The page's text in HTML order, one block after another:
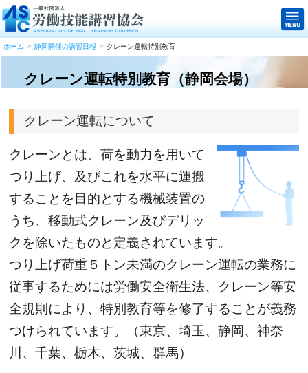
ホーム 静岡開催の講習日程 クレーン運転特別教育
クレーン運転特別教育（静岡会場）
クレーン運転について
クレーンとは、荷を動力を用いて
つり上げ、及びこれを水平に運搬
することを目的とする機械装置の
うち、移動式クレーン及びデリッ
クを除いたものと定義されています。
つり上げ荷重５トン未満のクレーン運転の業務に
従事するためには労働安全衛生法、クレーン等安
全規則により、特別教育等を修了することが義務
つけられています。（東京、埼玉、静岡、神奈
川、千葉、栃木、茨城、群馬）